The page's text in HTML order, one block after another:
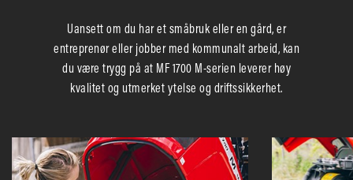
Uansett om du har et småbruk eller en gård, er
entreprenør eller jobber med kommunalt arbeid, kan
du være trygg på at MF 1700 M-serien leverer høy
kvalitet og utmerket ytelse og driftssikkerhet.